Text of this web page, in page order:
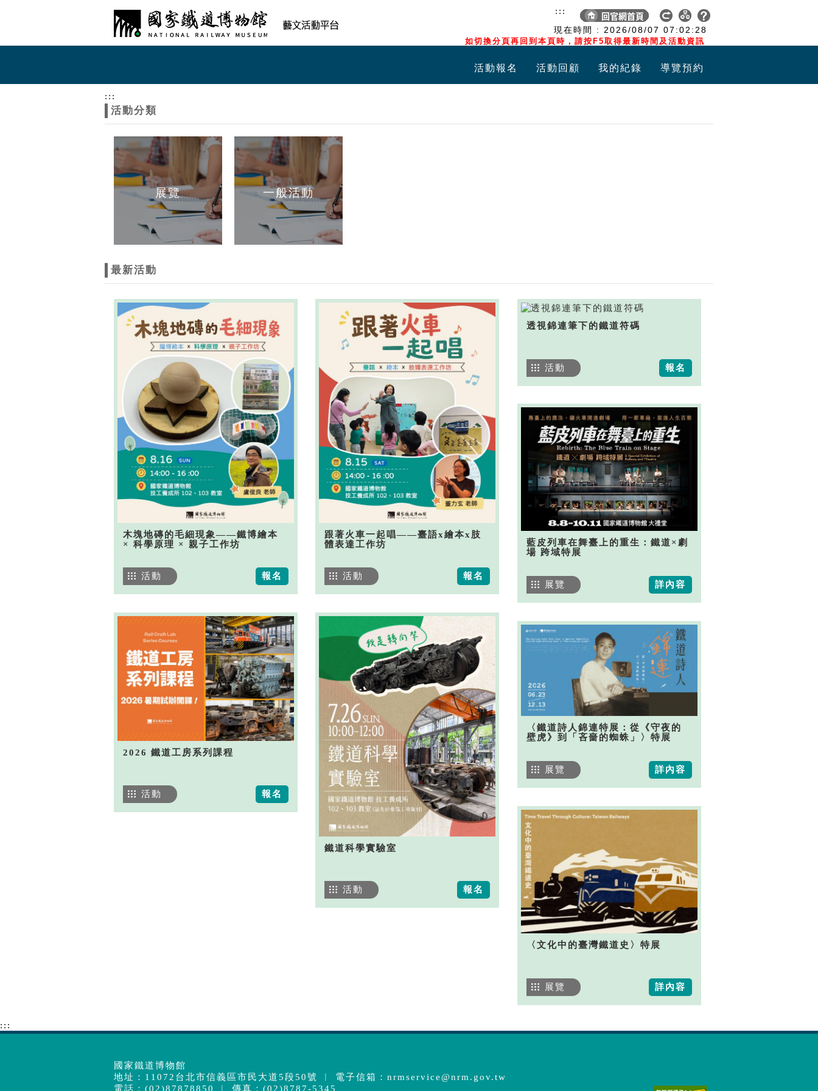
現在時間 : 2026/08/07 07:02:29
如切換分頁再回到本頁時，請按F5取得最新時間及活動資訊
:::
活動報名 活動回顧 我的紀錄 導覽預約
:::
活動分類
展覽 一般活動
最新活動
木塊地磚的毛細現象——鐵博繪本
× 科學原理 × 親子工作坊
報名
活動
跟著火車一起唱——臺語x繪本x肢
體表達工作坊
報名
活動
透視錦連筆下的鐵道符碼
報名
活動
藍皮列車在舞臺上的重生：鐵道×劇
場 跨域特展
詳內容
展覽
2026 鐵道工房系列課程
報名
活動
鐵道科學實驗室
報名
活動
〈鐵道詩人錦連特展：從《守夜的
壁虎》到「吝嗇的蜘蛛」〉特展
詳內容
展覽
〈文化中的臺灣鐵道史〉特展
詳內容
展覽
:::
國家鐵道博物館
地址：11072台北市信義區市民大道5段50號 ︱ 電子信箱： nrmservice@nrm.gov.tw
電話：(02)87878850 ︱ 傳真：(02)8787-5345